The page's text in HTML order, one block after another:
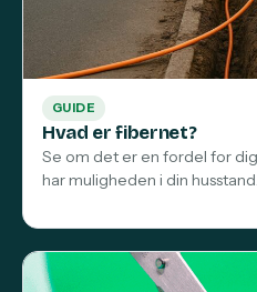
GUIDE
Hvad er fibernet?
Se om det er en fordel for
har muligheden i din husstand.